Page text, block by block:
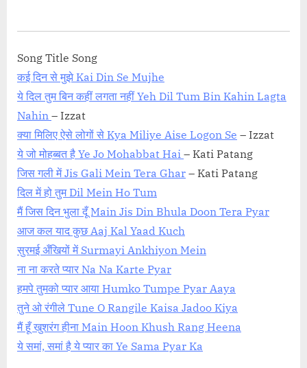
Song Title Song
कई दिन से मुझे Kai Din Se Mujhe
ये दिल तुम बिन कहीं लगता नहीं Yeh Dil Tum Bin Kahin Lagta
Nahin – Izzat
क्या मिलिए ऐसे लोगों से Kya Miliye Aise Logon Se – Izzat
ये जो मोहब्बत है Ye Jo Mohabbat Hai – Kati Patang
जिस गली में Jis Gali Mein Tera Ghar – Kati Patang
दिल में हो तुम Dil Mein Ho Tum
मैं जिस दिन भुला दूँ Main Jis Din Bhula Doon Tera Pyar
आज कल याद कुछ Aaj Kal Yaad Kuch
सुरमई अँखियों में Surmayi Ankhiyon Mein
ना ना करते प्यार Na Na Karte Pyar
हमपे तुमको प्यार आया Humko Tumpe Pyar Aaya
तुने ओ रंगीले Tune O Rangile Kaisa Jadoo Kiya
मैं हूँ खुशरंग हीना Main Hoon Khush Rang Heena
ये समां, समां है ये प्यार का Ye Sama Pyar Ka